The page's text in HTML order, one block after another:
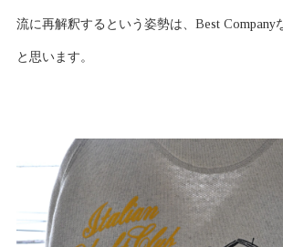
流に再解釈するという姿勢は、Best Company
と思います。